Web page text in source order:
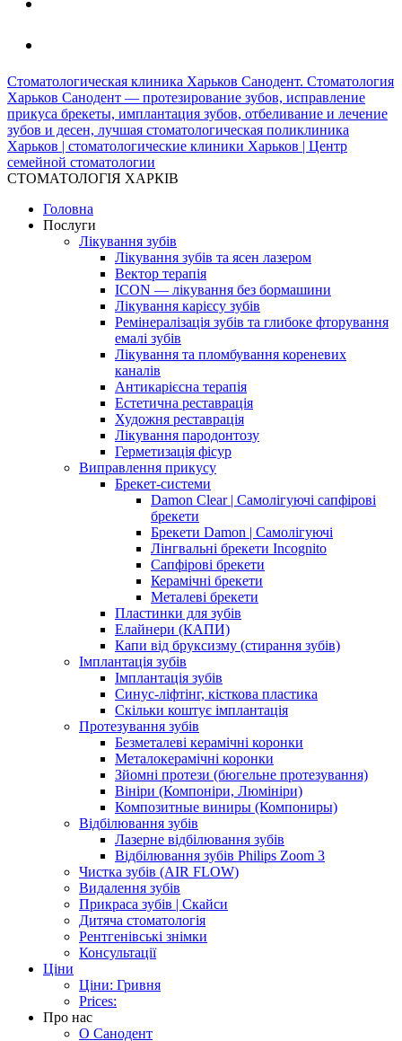
Стоматологическая клиника Харьков Санодент. Стоматология
Харьков Санодент — протезирование зубов, исправление
прикуса брекеты, имплантация зубов, отбеливание и лечение
зубов и десен, лучшая стоматологическая поликлиника
Харьков | стоматологические клиники Харьков | Центр
семейной стоматологии
СТОМАТОЛОГІЯ ХАРКІВ
Головна
Послуги
Лікування зубів
Лікування зубів та ясен лазером
Вектор терапія
ICON — лікування без бормашини
Лікування карієсу зубів
Ремінералізація зубів та глибоке фторування
емалі зубів
Лікування та пломбування кореневих
каналів
Антикарієсна терапія
Естетична реставрація
Художня реставрація
Лікування пародонтозу
Герметизація фісур
Виправлення прикусу
Брекет-системи
Damon Clear | Самолігуючі сапфірові
брекети
Брекети Damon | Самолігуючі
Лінгвальні брекети Incognito
Сапфірові брекети
Керамічні брекети
Металеві брекети
Пластинки для зубів
Елайнери (КАПИ)
Капи від бруксизму (стирання зубів)
Імплантація зубів
Імплантація зубів
Синус-ліфтінг, кісткова пластика
Скільки коштує імплантація
Протезування зубів
Безметалеві керамічні коронки
Металокерамічні коронки
Зйомні протези (бюгельне протезування)
Вініри (Компоніри, Люмініри)
Композитные виниры (Компониры)
Відбілювання зубів
Лазерне відбілювання зубів
Відбілювання зубів Philips Zoom 3
Чистка зубів (AIR FLOW)
Видалення зубів
Прикраса зубів | Скайси
Дитяча стоматологія
Рентгенівські знімки
Консультації
Ціни
Ціни: Гривня
Prices:
Про нас
О Санодент